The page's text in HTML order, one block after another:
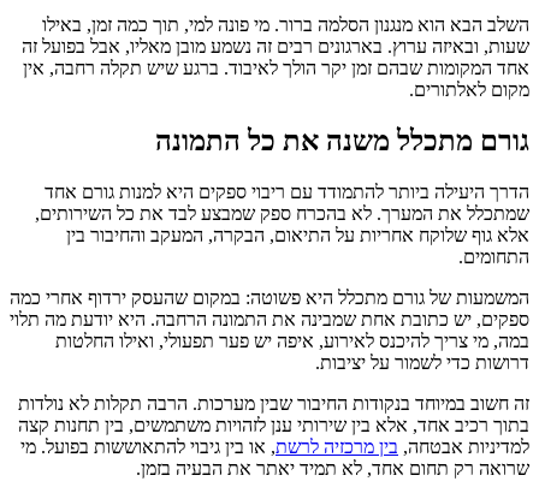
השלב הבא הוא מנגנון הסלמה ברור. מי פונה למי, תוך כמה זמן, באילו
שעות, ובאיזה ערוץ. בארגונים רבים זה נשמע מובן מאליו, אבל בפועל זה
אחד המקומות שבהם זמן יקר הולך לאיבוד. ברגע שיש תקלה רחבה, אין
מקום לאלתורים.
גורם מתכלל משנה את כל התמונה
הדרך היעילה ביותר להתמודד עם ריבוי ספקים היא למנות גורם אחד
שמתכלל את המערך. לא בהכרח ספק שמבצע לבד את כל השירותים,
אלא גוף שלוקח אחריות על התיאום, הבקרה, המעקב והחיבור בין
התחומים.
המשמעות של גורם מתכלל היא פשוטה: במקום שהעסק ירדוף אחרי כמה
ספקים, יש כתובת אחת שמבינה את התמונה הרחבה. היא יודעת מה תלוי
במה, מי צריך להיכנס לאירוע, איפה יש פער תפעולי, ואילו החלטות
דרושות כדי לשמור על יציבות.
זה חשוב במיוחד בנקודות החיבור שבין מערכות. הרבה תקלות לא נולדות
בתוך רכיב אחד, אלא בין שירותי ענן לזהויות משתמשים, בין תחנות קצה
למדיניות אבטחה, בין מרכזיה לרשת, או בין גיבוי להתאוששות בפועל. מי
שרואה רק תחום אחד, לא תמיד יאתר את הבעיה בזמן.